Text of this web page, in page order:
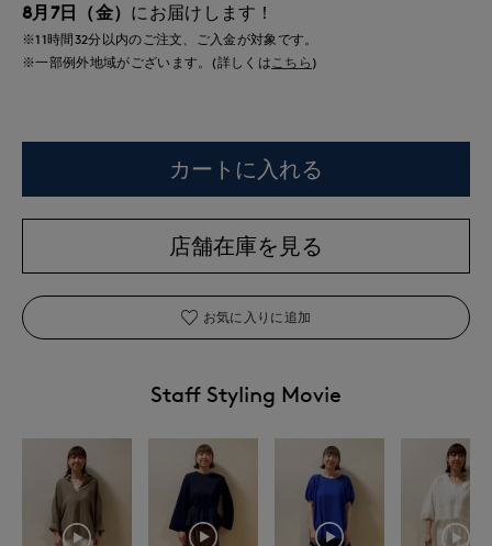
8月7日（金） にお届けします！
※11時間32分以内のご注文、ご入金が対象です。
※一部例外地域がございます。(詳しくは こちら )
カートに入れる
店舗在庫を見る
お気に入りに追加
Staff Styling Movie